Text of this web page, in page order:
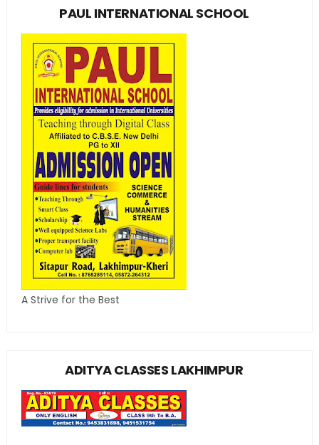
PAUL INTERNATIONAL SCHOOL
A Strive for the Best
ADITYA CLASSES LAKHIMPUR